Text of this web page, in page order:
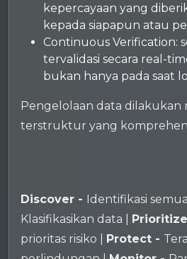
kepercayaan yang
kepada siapapun atau
Continuous Verification:
tervalidasi secara real-
bukan hanya pada saat
Pengelolaan data dilakukan
terstruktur yang
Discover - Identifikasi
Klasifikasikan data |
prioritas risiko | Protect -